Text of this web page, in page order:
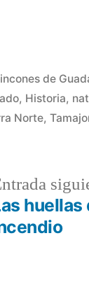
de
, Historia,
Norte,